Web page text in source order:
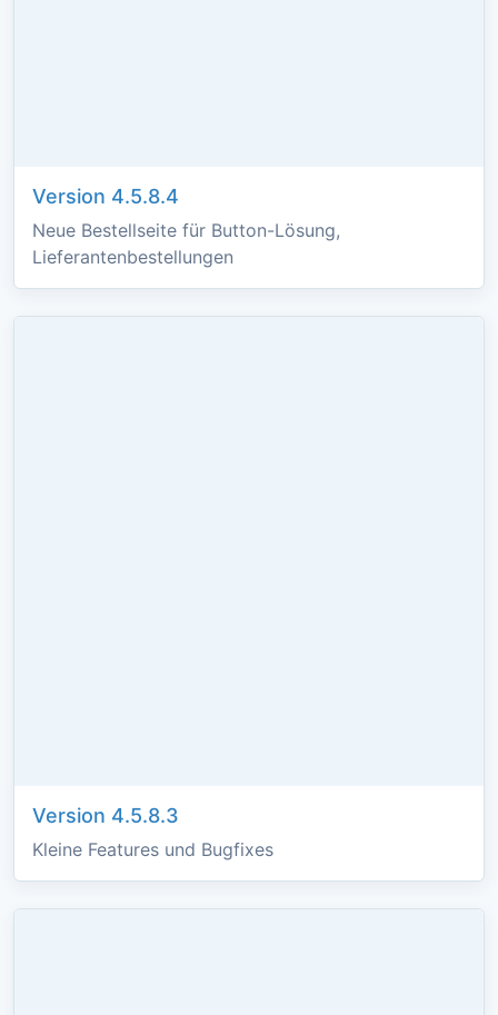
Version 4.5.8.4
Neue Bestellseite für Button-Lösung,
Lieferantenbestellungen
Version 4.5.8.3
Kleine Features und Bugfixes